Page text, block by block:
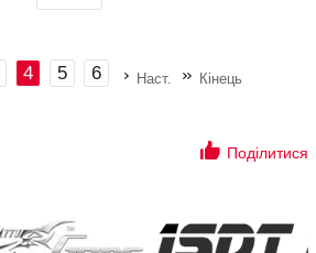
4 5 6 Наст. Кінець
Поділитися